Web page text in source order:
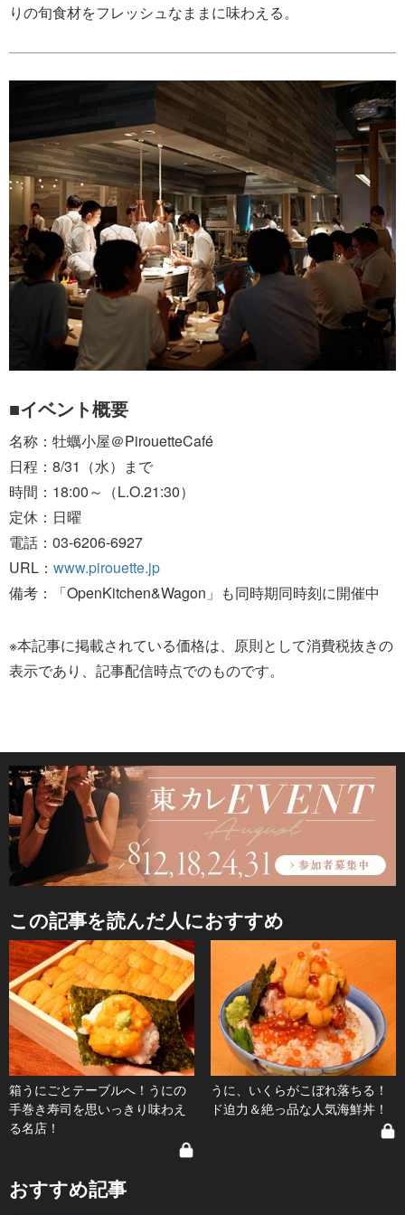
りの旬食材をフレッシュなままに味わえる。
■イベント概要
名称：牡蠣小屋＠PirouetteCafé
日程：8/31（水）まで
時間：18:00～（L.O.21:30）
定休：日曜
電話：03-6206-6927
URL： www.pirouette.jp
備考：「OpenKitchen&Wagon」も同時期同時刻に開催中
※本記事に掲載されている価格は、原則として消費税抜きの
表示であり、記事配信時点でのものです。
この記事を読んだ人におすすめ
箱うにごとテーブルへ！うにの
手巻き寿司を思いっきり味わえ
る名店！
うに、いくらがこぼれ落ちる！
ド迫力＆絶っ品な人気海鮮丼！
おすすめ記事